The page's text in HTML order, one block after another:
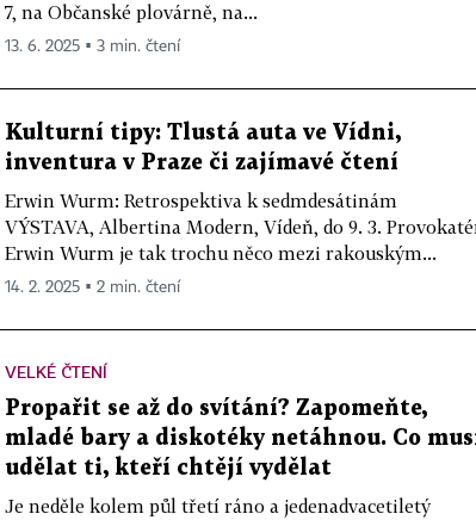
7, na Občanské plovárně, na...
13. 6. 2025 ▪ 3 min. čtení
Kulturní tipy: Tlustá auta ve Vídni,
inventura v Praze či zajímavé čtení
Erwin Wurm: Retrospektiva k sedmdesátinám
VÝSTAVA, Albertina Modern, Vídeň, do 9. 3.
Erwin Wurm je tak trochu něco mezi rakouským...
14. 2. 2025 ▪ 2 min. čtení
VELKÉ ČTENÍ
Propařit se až do svítání? Zapomeňte,
mladé bary a diskotéky netáhnou. Co
udělat ti, kteří chtějí vydělat
Je neděle kolem půl třetí ráno a jedenadvacetiletý